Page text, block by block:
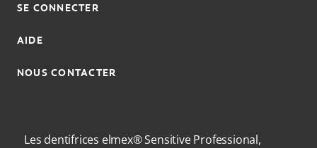
SE CONNECTER
AIDE
NOUS CONTACTER
Les dentifrices elmex® Sensitive Professional,